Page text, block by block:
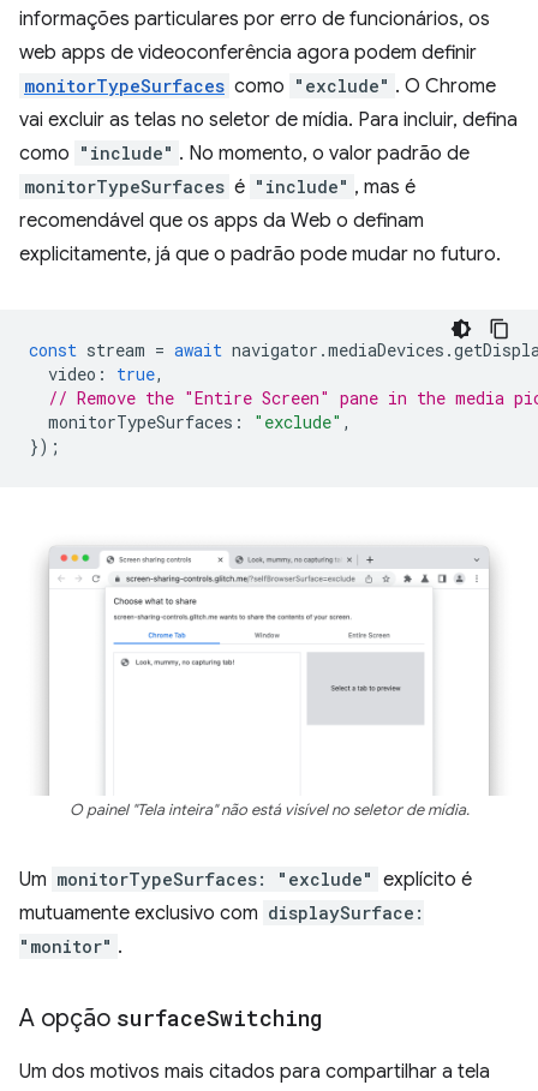
informações particulares por erro de funcionários, os
web apps de videoconferência agora podem definir
monitorTypeSurfaces como "exclude" . O Chrome
vai excluir as telas no seletor de mídia. Para incluir, defina
como "include" . No momento, o valor padrão de
monitorTypeSurfaces é "include" , mas é
recomendável que os apps da Web o definam
explicitamente, já que o padrão pode mudar no futuro.
const stream = await navigator .mediaDevices .
video : true,
// Remove the "Entire Screen" pane in the media
monitorTypeSurfaces : "exclude" ,
});
O painel "Tela inteira" não está visível no seletor de mídia.
Um monitorTypeSurfaces: "exclude" explícito é
mutuamente exclusivo com displaySurface:
"monitor" .
A opção surfaceSwitching
Um dos motivos mais citados para compartilhar a tela